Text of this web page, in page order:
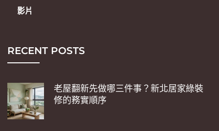
影片
RECENT POSTS
老屋翻新先做哪三件事？新北居家綠裝
修的務實順序